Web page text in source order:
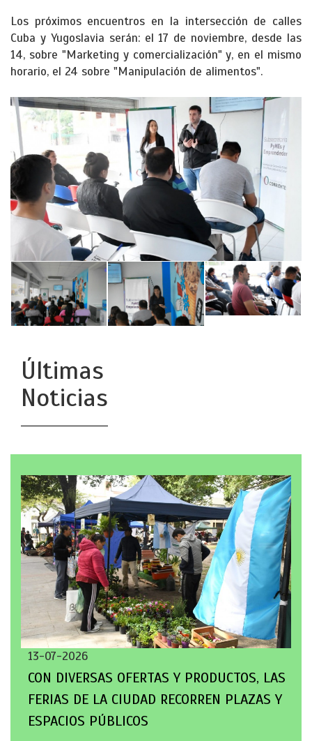
Los próximos encuentros en la intersección de calles
Cuba y Yugoslavia serán: el 17 de noviembre, desde las
14, sobre "Marketing y comercialización" y, en el mismo
horario, el 24 sobre "Manipulación de alimentos".
Últimas
Noticias
13-07-2026
CON DIVERSAS OFERTAS Y PRODUCTOS, LAS
FERIAS DE LA CIUDAD RECORREN PLAZAS Y
ESPACIOS PÚBLICOS